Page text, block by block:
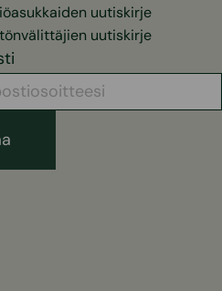
uutiskirje
uutiskirje